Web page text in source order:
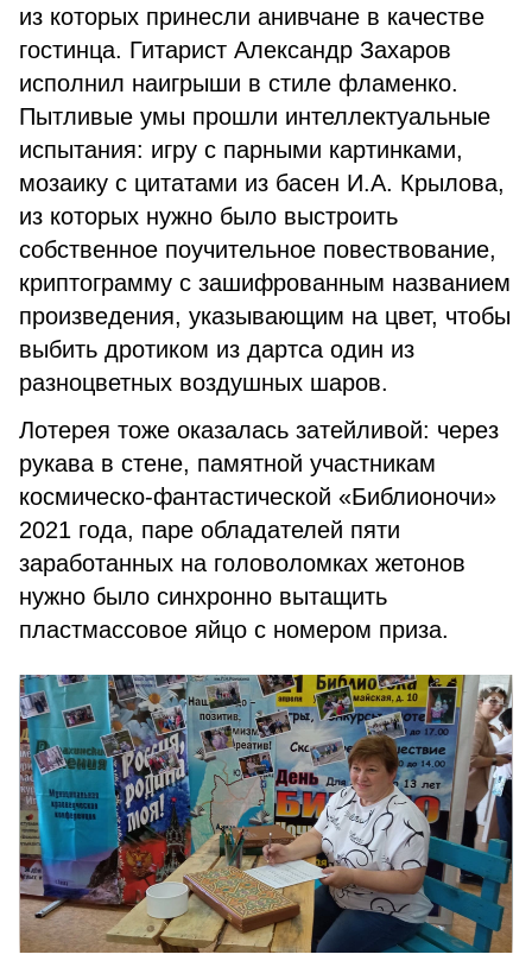
из которых принесли анивчане в качестве
гостинца. Гитарист Александр Захаров
исполнил наигрыши в стиле фламенко.
Пытливые умы прошли интеллектуальные
испытания: игру с парными картинками,
мозаику с цитатами из басен И.А. Крылова,
из которых нужно было выстроить
собственное поучительное повествование,
криптограмму с зашифрованным названием
произведения, указывающим на цвет, чтобы
выбить дротиком из дартса один из
разноцветных воздушных шаров.
Лотерея тоже оказалась затейливой: через
рукава в стене, памятной участникам
космическо-фантастической «Библионочи»
2021 года, паре обладателей пяти
заработанных на головоломках жетонов
нужно было синхронно вытащить
пластмассовое яйцо с номером приза.